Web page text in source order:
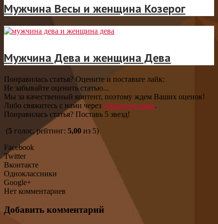
Мужчина Весы и женщина Козерог
Мужчина Дева и женщина Дева
Понравилась статья? Оцените и поставьте лайк:
Не забывайте оценить статью...
Мы за качественный контент, поэтому ждем Ваших оценок!
Либо свяжитесь с нами через обратную связь.
Понравилась статья? Поставь 5 звезд!
(5 голос, рейтинг: 5,00 из 5)
Facebook
Twitter
Вконтакте
Одноклассники
Google+
Нет комментариев
Добавить комментарий